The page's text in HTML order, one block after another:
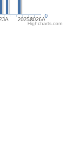
2025A2026A
0
Highcharts.com